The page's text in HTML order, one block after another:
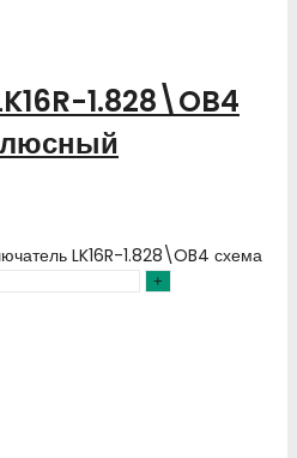
1.828\OB4
LK16R-1.828\OB4 схема